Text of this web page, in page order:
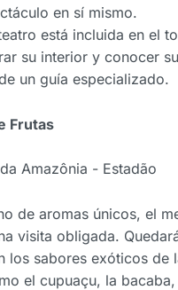
en sí mismo.
está incluida en el
su interior y conocer
un guía especializado.
Frutas
de aromas únicos, el
visita obligada.
los sabores exóticos de
el cupuaçu, la bacaba,